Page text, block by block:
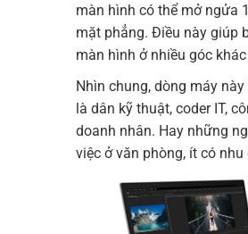
màn hình có thể mở ngửa
mặt phẳng. Điều này giúp
màn hình ở nhiều góc
Nhìn chung, dòng máy
là dân kỹ thuật, coder IT,
doanh nhân. Hay những
việc ở văn phòng, ít có nhu